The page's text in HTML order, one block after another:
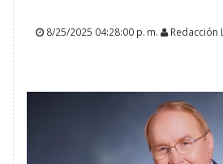
8/25/2025 04:28:00 p. m. Redacción